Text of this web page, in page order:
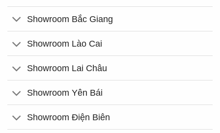
Showroom Bắc Giang
Showroom Lào Cai
Showroom Lai Châu
Showroom Yên Bái
Showroom Điện Biên